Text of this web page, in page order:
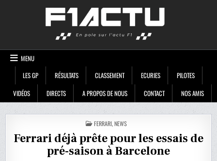
MENU
LES GP
RÉSULTATS CLASSEMENT ECURIES
PILOTES
VIDÉOS
DIRECTS A PROPOS DE NOUS CONTACT NOS AMIS
POSTED
IN
FERRARI,NEWS
Ferrari déjà prête pour les essais de
pré-saison à Barcelone